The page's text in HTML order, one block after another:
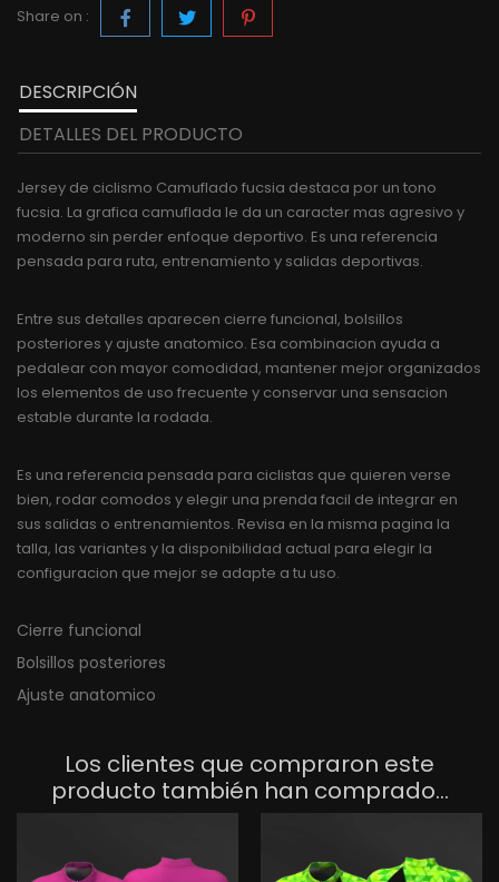
Share on :
DESCRIPCIÓN
DETALLES DEL PRODUCTO
Jersey de ciclismo Camuflado fucsia destaca por un tono
fucsia. La grafica camuflada le da un caracter mas agresivo y
moderno sin perder enfoque deportivo. Es una referencia
pensada para ruta, entrenamiento y salidas deportivas.
Entre sus detalles aparecen cierre funcional, bolsillos
posteriores y ajuste anatomico. Esa combinacion ayuda a
pedalear con mayor comodidad, mantener mejor organizados
los elementos de uso frecuente y conservar una sensacion
estable durante la rodada.
Es una referencia pensada para ciclistas que quieren verse
bien, rodar comodos y elegir una prenda facil de integrar en
sus salidas o entrenamientos. Revisa en la misma pagina la
talla, las variantes y la disponibilidad actual para elegir la
configuracion que mejor se adapte a tu uso.
Cierre funcional
Bolsillos posteriores
Ajuste anatomico
Los clientes que compraron este
producto también han comprado...